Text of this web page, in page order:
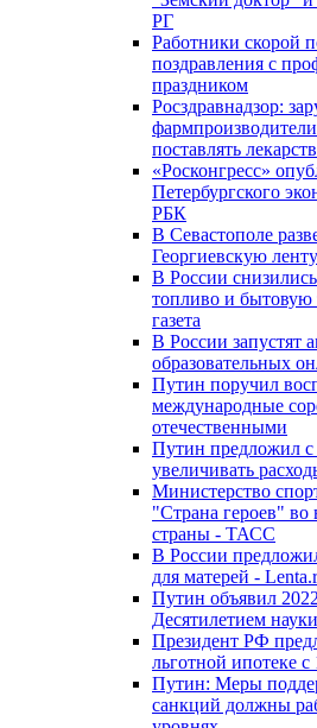
РГ
Работники скорой
поздравления с
праздником
Росздравнадзор:
поставлять
«Росконгресс»
Петербургского
РБК
В Севастополе
Георгиевскую
В России
топливо и бытовую
газета
В России запустят
образовательных
Путин поручил
международные
отечественными
Путин предложил с
увеличивать
Министерство
"Страна героев" во
страны - ТАСС
В России
для матерей -
Путин объявил
Десятилетием
Президент РФ
льготной ипотеке с
Путин: Меры
санкций должны